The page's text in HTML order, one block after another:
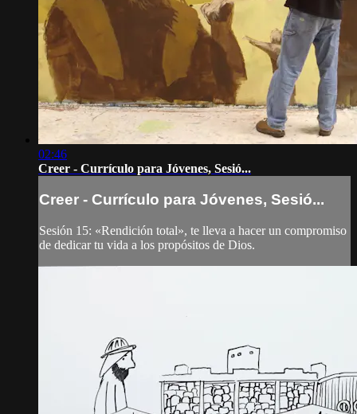
02:46
Creer - Currículo para Jóvenes, Sesió...
Creer - Currículo para Jóvenes, Sesió...
Sesión 15: «Rendición total», te lleva a hacer un compromiso
de dedicar tu vida a los propósitos de Dios.